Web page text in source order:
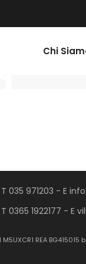
Chi
035 971203 - E
0365 1922177 - E
M5UXCR1 REA